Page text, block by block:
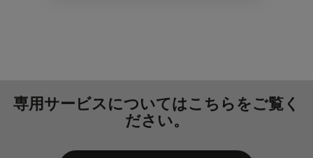
専用サービスについてはこちらをご覧く
ださい。